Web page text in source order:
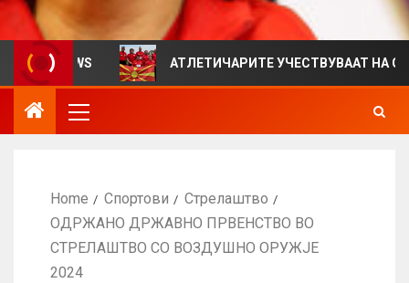
АТЛЕТИЧАРИТЕ УЧЕСТВУВААТ НА СРБИЈА
Home Спортови
Стрелаштво
ОДРЖАНО ДРЖАВНО ПРВЕНСТВО ВО
СТРЕЛАШТВО СО ВОЗДУШНО ОРУЖЈЕ
2024